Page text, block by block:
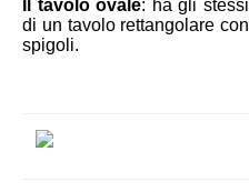
Il tavolo ovale: ha gli
di un tavolo rettangolare
spigoli.